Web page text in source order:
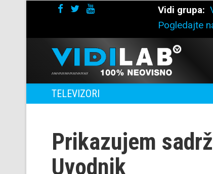
Vidi grupa:
Pogledajte
TELEVIZORI
Prikazujem
Uvodnik